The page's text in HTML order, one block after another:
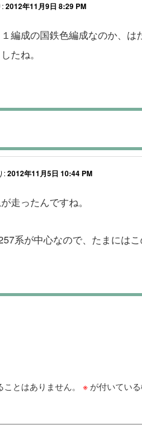
:2012年11月9日 8:29 PM
編成の国鉄色編成なのか、
たね。
:2012年11月5日 10:44 PM
走ったんですね。
系が中心なので、たまには
とはありません。 ※が付いてい